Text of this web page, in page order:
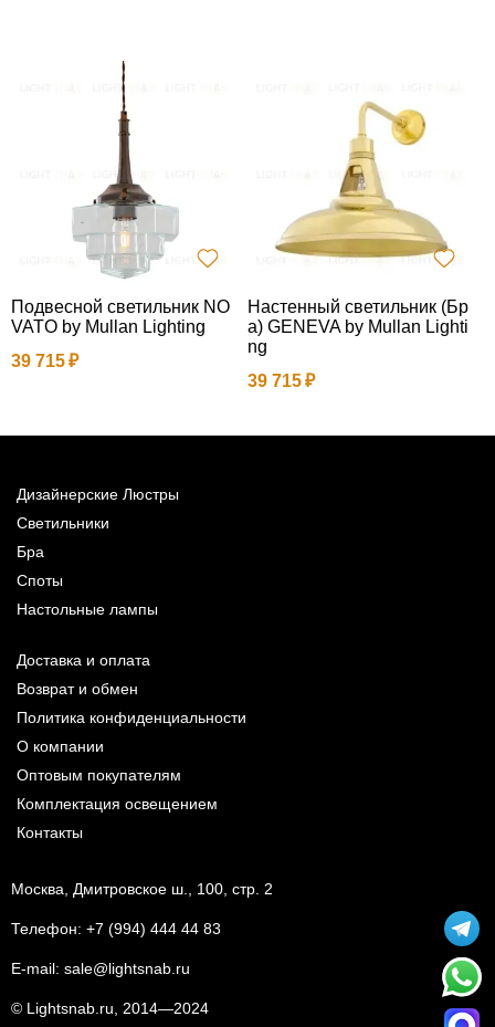
Подвесной светильник NO
VATO by Mullan Lighting
39 715
Настенный светильник (Бр
а) GENEVA by Mullan Lighti
ng
39 715
Дизайнерские Люстры
Светильники
Бра
Споты
Настольные лампы
Доставка и оплата
Возврат и обмен
Политика конфиденциальности
О компании
Оптовым покупателям
Комплектация освещением
Контакты
Москва, Дмитровское ш., 100, стр. 2
Телефон: +7 (994) 444 44 83
E-mail: sale@lightsnab.ru
© Lightsnab.ru, 2014—2024